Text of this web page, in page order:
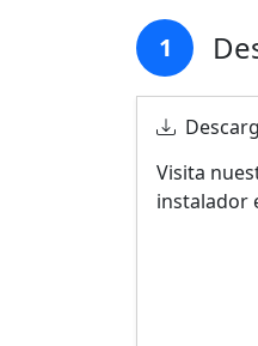
1
Visita
instalador